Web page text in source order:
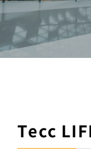
Tecc